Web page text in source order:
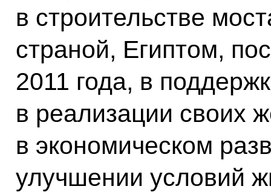
в строительстве
страной, Египтом,
2011 года, в
в реализации своих
в экономическом
улучшении условий